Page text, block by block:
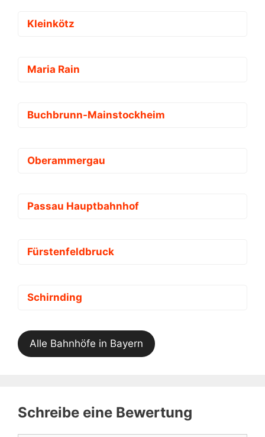
Kleinkötz
Maria Rain
Buchbrunn-Mainstockheim
Oberammergau
Passau Hauptbahnhof
Fürstenfeldbruck
Schirnding
Alle Bahnhöfe in Bayern
Schreibe eine Bewertung